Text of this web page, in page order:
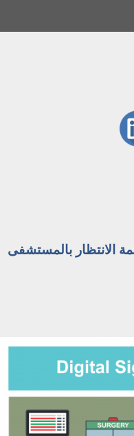
الانتظار بالمستشفى